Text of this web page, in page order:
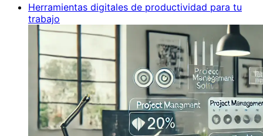
Herramientas digitales de productividad para tu
trabajo